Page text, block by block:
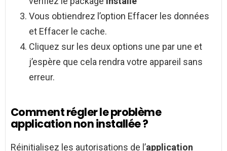
Vous obtiendrez l’option Effacer les données
et Effacer le cache.
Cliquez sur les deux options une par une et
j’espère que cela rendra votre appareil sans
erreur.
Comment régler le problème
application non installée ?
Réinitialisez les autorisations de l’application